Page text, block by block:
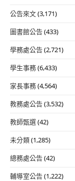
公告來文(3,171)
圖書館公告(433)
學務處公告(2,721)
學生事務(6,433)
家長事務(4,564)
教務處公告(3,532)
教師甄選(42)
未分類(1,285)
總務處公告(42)
輔導室公告(1,222)